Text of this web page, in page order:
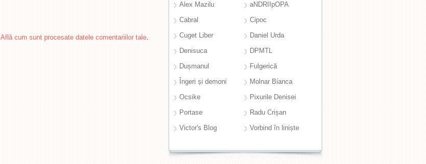
Află cum sunt procesate datele comentariilor tale.
Alex Mazilu
aNDRIIpOPA
Cabral
Cipoc
Cuget Liber
Daniel Urda
Denisuca
DPMTL
Dușmanul
Fulgerică
Îngeri și demoni
Molnar Bianca
Ocsike
Pixurile Denisei
Portase
Radu Crișan
Victor's Blog
Vorbind în liniște